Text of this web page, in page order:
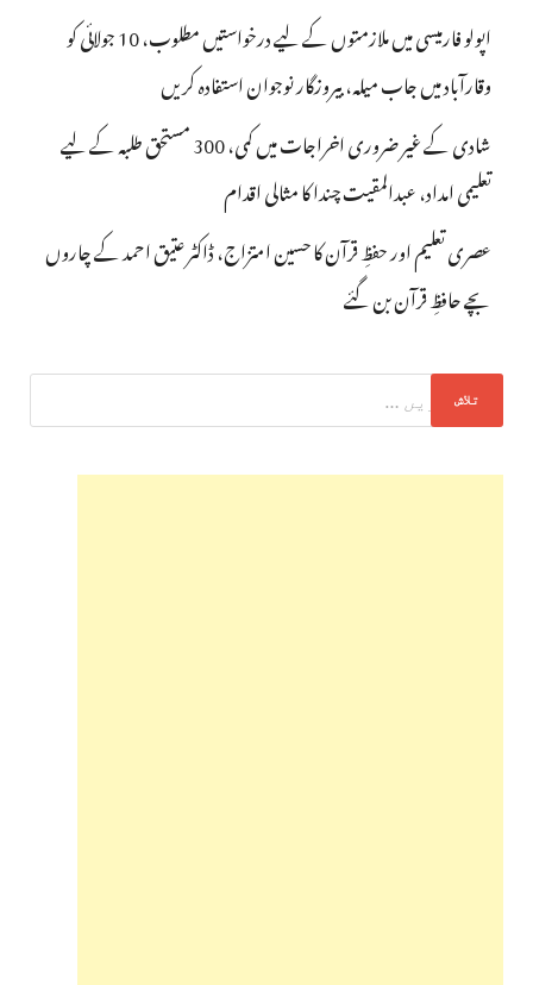
اپولو فارمیسی میں ملازمتوں کے لیے درخواستیں مطلوب، 10 جولائی کو
وقارآباد میں جاب میلہ، بیروزگار نوجوان استفادہ کریں
شادی کے غیر ضروری اخراجات میں کمی، 300 مستحق طلبہ کے لیے
تعلیمی امداد، عبدالمقیت چندا کا مثالی اقدام
عصری تعلیم اور حفظِ قرآن کا حسین امتزاج، ڈاکٹر عتیق احمد کے چاروں
بچے حافظِ قرآن بن گئے